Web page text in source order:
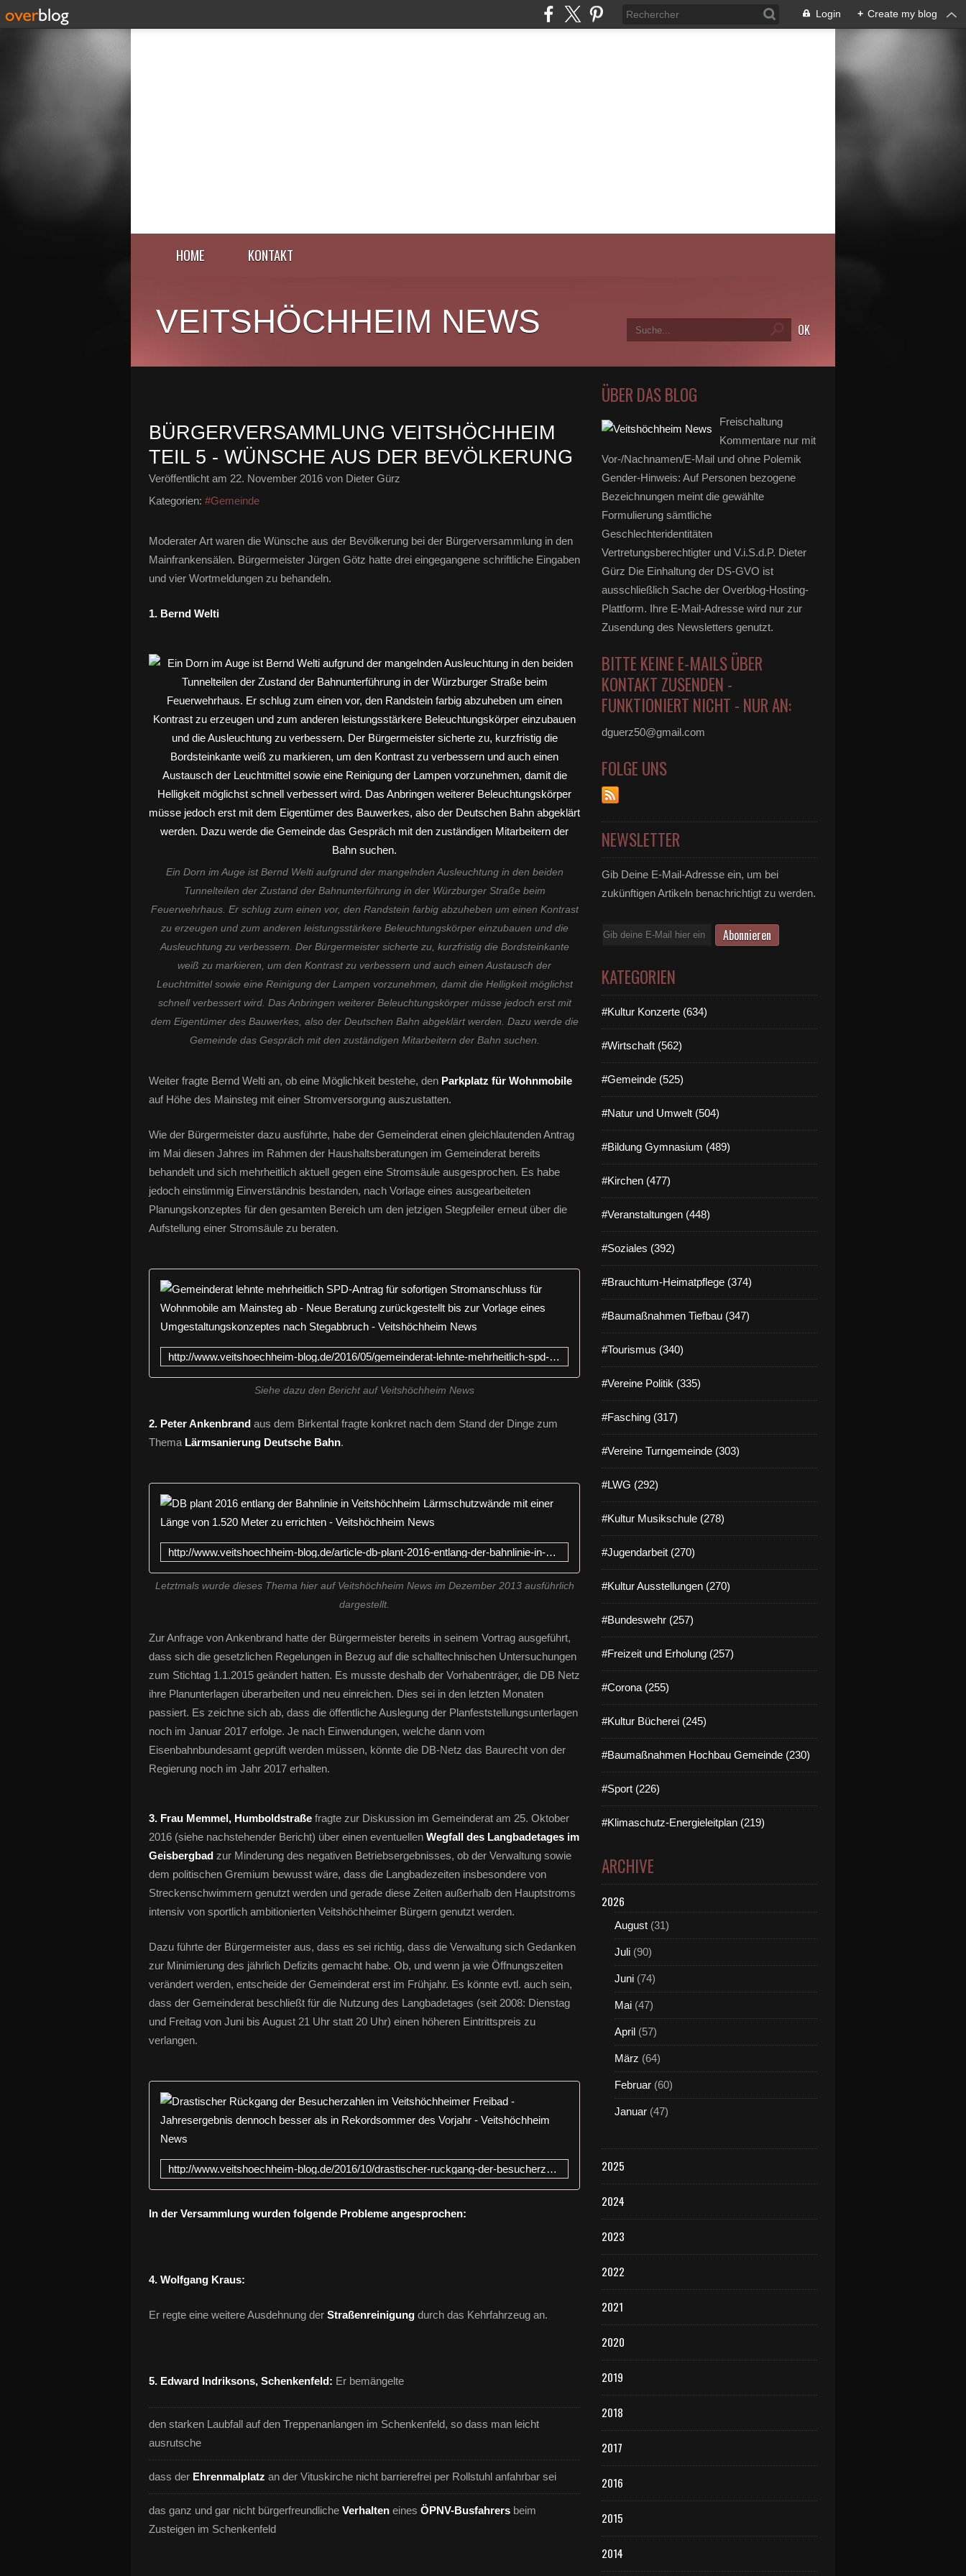
Login + Create my blog
HOME KONTAKT
VEITSHÖCHHEIM NEWS
BÜRGERVERSAMMLUNG VEITSHÖCHHEIM
TEIL 5 - WÜNSCHE AUS DER BEVÖLKERUNG
Veröffentlicht am 22. November 2016 von Dieter Gürz
Kategorien: #Gemeinde
Moderater Art waren die Wünsche aus der Bevölkerung bei der Bürgerversammlung in den
Mainfrankensälen. Bürgermeister Jürgen Götz hatte drei eingegangene schriftliche Eingaben
und vier Wortmeldungen zu behandeln.
1. Bernd Welti
Ein Dorn im Auge ist Bernd Welti aufgrund der mangelnden Ausleuchtung in den beiden
Tunnelteilen der Zustand der Bahnunterführung in der Würzburger Straße beim
Feuerwehrhaus. Er schlug zum einen vor, den Randstein farbig abzuheben um einen Kontrast
zu erzeugen und zum anderen leistungsstärkere Beleuchtungskörper einzubauen und die
Ausleuchtung zu verbessern. Der Bürgermeister sicherte zu, kurzfristig die Bordsteinkante
weiß zu markieren, um den Kontrast zu verbessern und auch einen Austausch der
Leuchtmittel sowie eine Reinigung der Lampen vorzunehmen, damit die Helligkeit möglichst
schnell verbessert wird. Das Anbringen weiterer Beleuchtungskörper müsse jedoch erst mit
dem Eigentümer des Bauwerkes, also der Deutschen Bahn abgeklärt werden. Dazu werde die
Gemeinde das Gespräch mit den zuständigen Mitarbeitern der Bahn suchen.
Weiter fragte Bernd Welti an, ob eine Möglichkeit bestehe, den Parkplatz für Wohnmobile
auf Höhe des Mainsteg mit einer Stromversorgung auszustatten.
Wie der Bürgermeister dazu ausführte, habe der Gemeinderat einen gleichlautenden Antrag
im Mai diesen Jahres im Rahmen der Haushaltsberatungen im Gemeinderat bereits
behandelt und sich mehrheitlich aktuell gegen eine Stromsäule ausgesprochen. Es habe
jedoch einstimmig Einverständnis bestanden, nach Vorlage eines ausgearbeiteten
Planungskonzeptes für den gesamten Bereich um den jetzigen Stegpfeiler erneut über die
Aufstellung einer Stromsäule zu beraten.
Gemeinderat lehnte mehrheitlich SPD-Antrag für sofortigen
http://www.veitshoechheim-blog.de/2016/05/gemeinderat-lehnte-mehrheitlich-spd-antrag-fur-sofortigen-stromanschluss-fur-wohnmobile-am-mainsteg-ab-neue-beratung-zuruckgestellt
Siehe dazu den Bericht auf Veitshöchheim News
2. Peter Ankenbrand aus dem Birkental fragte konkret nach dem Stand der Dinge zum
Thema Lärmsanierung Deutsche Bahn.
DB plant 2016 entlang der Bahnlinie in Veitshöchheim
http://www.veitshoechheim-blog.de/article-db-plant-2016-entlang-der-bahnlinie-in-veitshochheim-larmschutzwande-mit-einer-lange-von-1-520-meter-121432253.html
Letztmals wurde dieses Thema hier auf Veitshöchheim News im Dezember 2013 ausführlich
dargestellt.
Zur Anfrage von Ankenbrand hatte der Bürgermeister bereits in seinem Vortrag ausgeführt,
dass sich die gesetzlichen Regelungen in Bezug auf die schalltechnischen Untersuchungen
zum Stichtag 1.1.2015 geändert hatten. Es musste deshalb der Vorhabenträger, die DB Netz
ihre Planunterlagen überarbeiten und neu einreichen. Dies sei in den letzten Monaten
passiert. Es zeichne sich ab, dass die öffentliche Auslegung der Planfeststellungsunterlagen
noch im Januar 2017 erfolge. Je nach Einwendungen, welche dann vom
Eisenbahnbundesamt geprüft werden müssen, könnte die DB-Netz das Baurecht von der
Regierung noch im Jahr 2017 erhalten.
3. Frau Memmel, Humboldstraße fragte zur Diskussion im Gemeinderat am 25. Oktober
2016 (siehe nachstehender Bericht) über einen eventuellen Wegfall des Langbadetages im
Geisbergbad zur Minderung des negativen Betriebsergebnisses, ob der Verwaltung sowie
dem politischen Gremium bewusst wäre, dass die Langbadezeiten insbesondere von
Streckenschwimmern genutzt werden und gerade diese Zeiten außerhalb den Hauptstroms
intensiv von sportlich ambitionierten Veitshöchheimer Bürgern genutzt werden.
Dazu führte der Bürgermeister aus, dass es sei richtig, dass die Verwaltung sich Gedanken
zur Minimierung des jährlich Defizits gemacht habe. Ob, und wenn ja wie Öffnungszeiten
verändert werden, entscheide der Gemeinderat erst im Frühjahr. Es könnte evtl. auch sein,
dass der Gemeinderat beschließt für die Nutzung des Langbadetages (seit 2008: Dienstag
und Freitag von Juni bis August 21 Uhr statt 20 Uhr) einen höheren Eintrittspreis zu
verlangen.
Drastischer Rückgang der Besucherzahlen im Veitshöchheimer
http://www.veitshoechheim-blog.de/2016/10/drastischer-ruckgang-der-besucherzahlen-im-veitshochheimer-freibad-jahresergebnis-dennoch-besser-als-rekordsommer-im-vorjahr.html
In der Versammlung wurden folgende Probleme angesprochen:
4. Wolfgang Kraus:
Er regte eine weitere Ausdehnung der Straßenreinigung durch das Kehrfahrzeug an.
5. Edward Indriksons, Schenkenfeld: Er bemängelte
den starken Laubfall auf den Treppenanlangen im Schenkenfeld, so dass man leicht
ausrutsche
dass der Ehrenmalplatz an der Vituskirche nicht barrierefrei per Rollstuhl anfahrbar sei
das ganz und gar nicht bürgerfreundliche Verhalten eines ÖPNV-Busfahrers beim
Zusteigen im Schenkenfeld
ÜBER DAS BLOG
Freischaltung
Kommentare nur mit
Vor-/Nachnamen/E-Mail und ohne Polemik
Gender-Hinweis: Auf Personen bezogene
Bezeichnungen meint die gewählte
Formulierung sämtliche
Geschlechteridentitäten
Vertretungsberechtigter und V.i.S.d.P. Dieter
Gürz Die Einhaltung der DS-GVO ist
ausschließlich Sache der Overblog-Hosting-
Plattform. Ihre E-Mail-Adresse wird nur zur
Zusendung des Newsletters genutzt.
BITTE KEINE E-MAILS ÜBER
KONTAKT ZUSENDEN -
FUNKTIONIERT NICHT - NUR AN:
dguerz50@gmail.com
FOLGE UNS
NEWSLETTER
Gib Deine E-Mail-Adresse ein, um bei
zukünftigen Artikeln benachrichtigt zu werden.
E-
KATEGORIEN
#Kultur Konzerte (634)
#Wirtschaft (562)
#Gemeinde (525)
#Natur und Umwelt (504)
#Bildung Gymnasium (489)
#Kirchen (477)
#Veranstaltungen (448)
#Soziales (392)
#Brauchtum-Heimatpflege (374)
#Baumaßnahmen Tiefbau (347)
#Tourismus (340)
#Vereine Politik (335)
#Fasching (317)
#Vereine Turngemeinde (303)
#LWG (292)
#Kultur Musikschule (278)
#Jugendarbeit (270)
#Kultur Ausstellungen (270)
#Bundeswehr (257)
#Freizeit und Erholung (257)
#Corona (255)
#Kultur Bücherei (245)
#Baumaßnahmen Hochbau Gemeinde (230)
#Sport (226)
#Klimaschutz-Energieleitplan (219)
ARCHIVE
2026
August (31)
Juli (90)
Juni (74)
Mai (47)
April (57)
März (64)
Februar (60)
Januar (47)
2025
2024
2023
2022
2021
2020
2019
2018
2017
2016
2015
2014